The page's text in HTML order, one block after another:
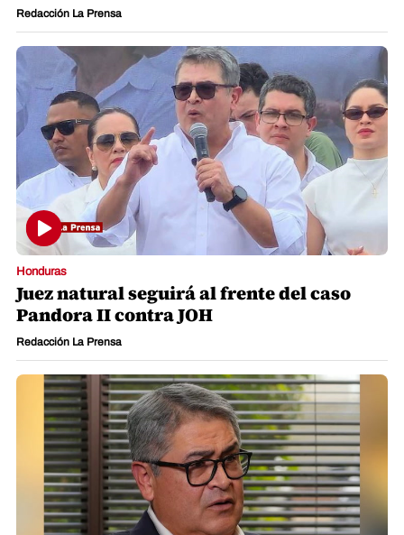
Redacción La Prensa
Honduras
Juez natural seguirá al frente del caso
Pandora II contra JOH
Redacción La Prensa